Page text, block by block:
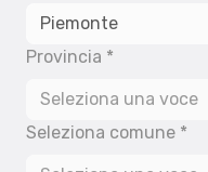
Piemonte
Provincia *
Seleziona una voce
Seleziona comune *